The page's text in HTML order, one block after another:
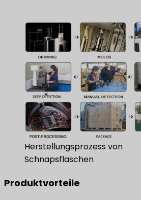
Herstellungsprozess von
Schnapsflaschen
Produktvorteile